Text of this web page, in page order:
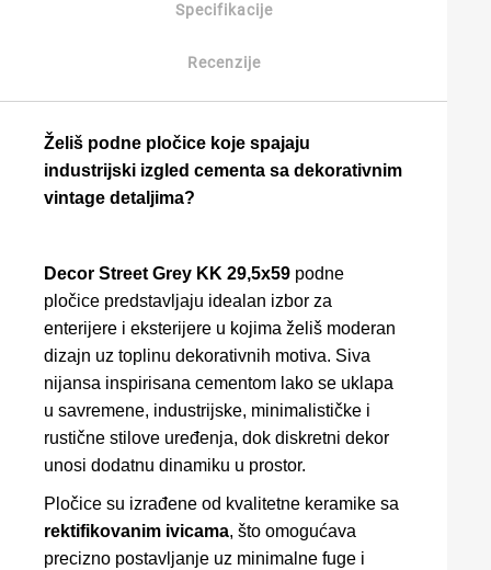
Specifikacije
Recenzije
Želiš podne pločice koje spajaju
industrijski izgled cementa sa dekorativnim
vintage detaljima?
Decor Street Grey KK 29,5x59 podne
pločice predstavljaju idealan izbor za
enterijere i eksterijere u kojima želiš moderan
dizajn uz toplinu dekorativnih motiva. Siva
nijansa inspirisana cementom lako se uklapa
u savremene, industrijske, minimalističke i
rustične stilove uređenja, dok diskretni dekor
unosi dodatnu dinamiku u prostor.
Pločice su izrađene od kvalitetne keramike sa
rektifikovanim ivicama, što omogućava
precizno postavljanje uz minimalne fuge i